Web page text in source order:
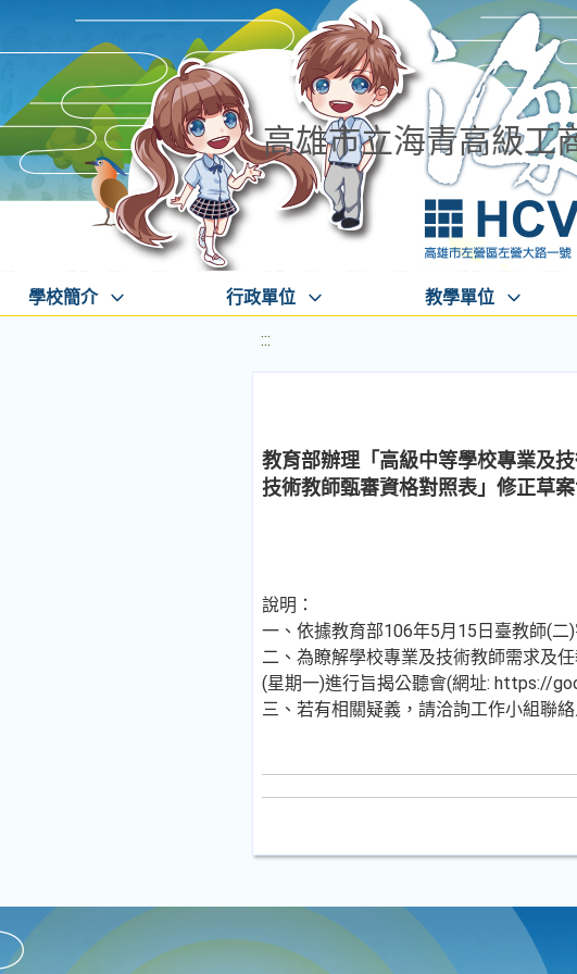
高雄市立海青高級工
學校簡介 行政單位 教學單位
:::
教育部辦理「高級中等學校專業及
技術教師甄審資格對照表」修正草
說明：
一、依據教育部106年5月15日臺教師(二
二、為瞭解學校專業及技術教師需求及
(星期一)進行旨揭公聽會(網址: https://
三、若有相關疑義，請洽詢工作小組聯